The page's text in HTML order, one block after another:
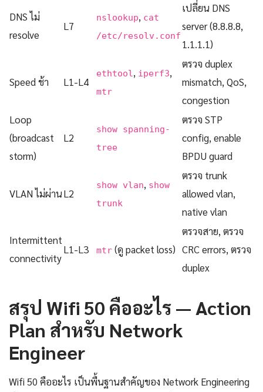
DNS ไม่
resolve
L7
nslookup, cat
/etc/resolv.conf
เปลี่ยน DNS
server (8.8.8.8,
1.1.1.1)
Speed ช้า L1-L4
ethtool , iperf3,
mtr
ตรวจ duplex
mismatch, QoS,
congestion
Loop
(broadcast
storm)
L2
show spanning-
tree
ตรวจ STP
config, enable
BPDU guard
VLAN ไม่ผ่านL2
show vlan, show
trunk
ตรวจ trunk
allowed vlan,
native vlan
Intermittent
connectivity
L1-L3 mtr (ดู packet loss)
ตรวจสาย, ตรวจ
CRC errors, ตรวจ
duplex
สรุป Wifi 50 คืออะไร — Action
Plan สำหรับ Network
Engineer
Wifi 50 คืออะไร เป็นพื้นฐานสำคัญของ Network Engineering